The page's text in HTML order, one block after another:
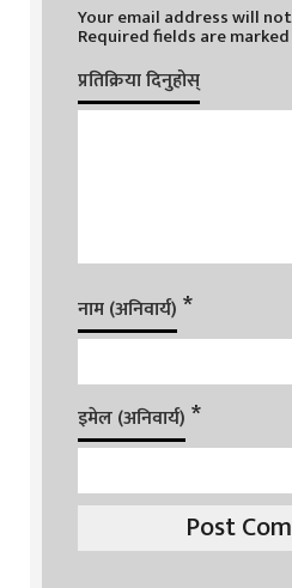
Your email address will
Required fields are marked
प्रतिक्रिया दिनुहोस्
नाम (अनिवार्य) *
इमेल (अनिवार्य) *